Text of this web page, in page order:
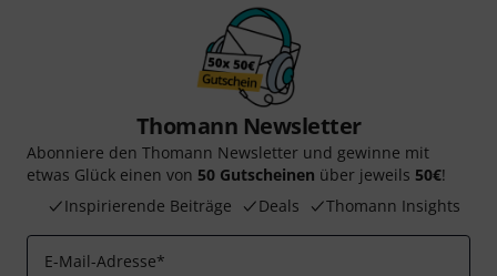
Thomann Newsletter
Abonniere den Thomann Newsletter und gewinne mit
etwas Glück einen von 50 Gutscheinen über jeweils 50€!
Inspirierende Beiträge
Deals Thomann Insights
E-Mail-Adresse*